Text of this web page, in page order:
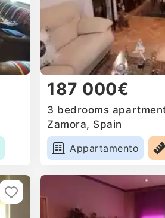
187 000€
3 bedrooms
Zamora, Spain
Appartamento